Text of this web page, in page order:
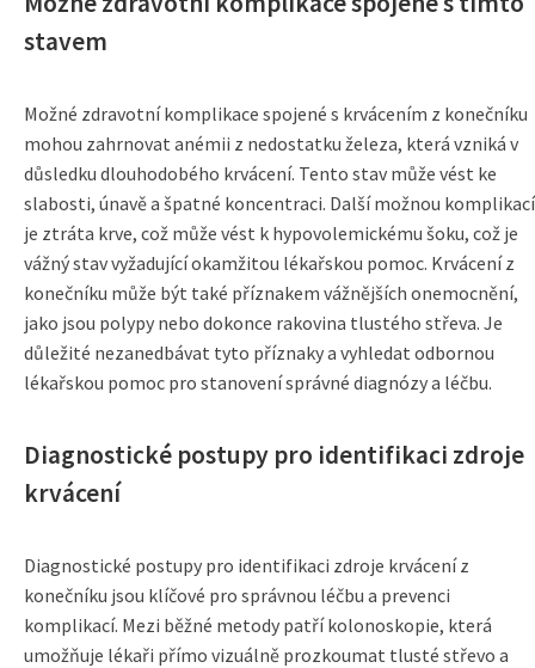
stavem
Možné zdravotní komplikace spojené s krvácením z konečníku
mohou zahrnovat anémii z nedostatku železa, která vzniká v
důsledku dlouhodobého krvácení. Tento stav může vést ke
slabosti, únavě a špatné koncentraci. Další možnou komplikací
je ztráta krve, což může vést k hypovolemickému šoku, což je
vážný stav vyžadující okamžitou lékařskou pomoc. Krvácení z
konečníku může být také příznakem vážnějších onemocnění,
jako jsou polypy nebo dokonce rakovina tlustého střeva. Je
důležité nezanedbávat tyto příznaky a vyhledat odbornou
lékařskou pomoc pro stanovení správné diagnózy a léčbu.
Diagnostické postupy pro identifikaci zdroje
krvácení
Diagnostické postupy pro identifikaci zdroje krvácení z
konečníku jsou klíčové pro správnou léčbu a prevenci
komplikací. Mezi běžné metody patří kolonoskopie, která
umožňuje lékaři přímo vizuálně prozkoumat tlusté střevo a